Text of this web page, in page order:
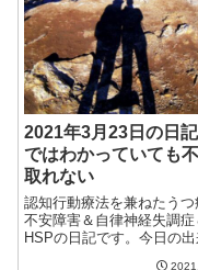
2021年3月23日の日
ではわかっていても
取れない
認知行動療法を兼ねたうつ
不安障害＆自律神経失調症
HSPの日記です。今日の